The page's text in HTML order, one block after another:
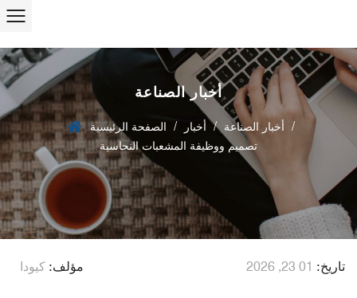
أخبار الصناعة
الصفحة الرئيسية / أخبار / أخبار الصناعة
/
تصميم ووظيفة المشعبات النحاسية
مؤلف: كيودا تاريخ: 01 23, 2026